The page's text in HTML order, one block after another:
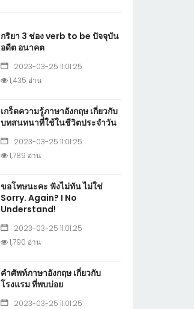
กริยา 3 ช่อง verb to be ปัจจุบัน
อดีต อนาคต
2023-03-25 11:01:25
1,435 อ่าน
เกร็ดความรู้ภาษาอังกฤษ เกี่ยวกับ
บทสนทนาที่ใช้ในชีวิตประจำวัน
2023-03-25 11:01:25
1,789 อ่าน
ขอโทษนะคะ ฟังไม่ทัน ไม่ใช่
Sorry. Again? I No
Understand!
2023-03-25 11:01:25
1,790 อ่าน
คำศัพท์ภาษาอังกฤษ เกี่ยวกับ
โรงแรม ที่พบบ่อย
2023-03-25 11:01:25